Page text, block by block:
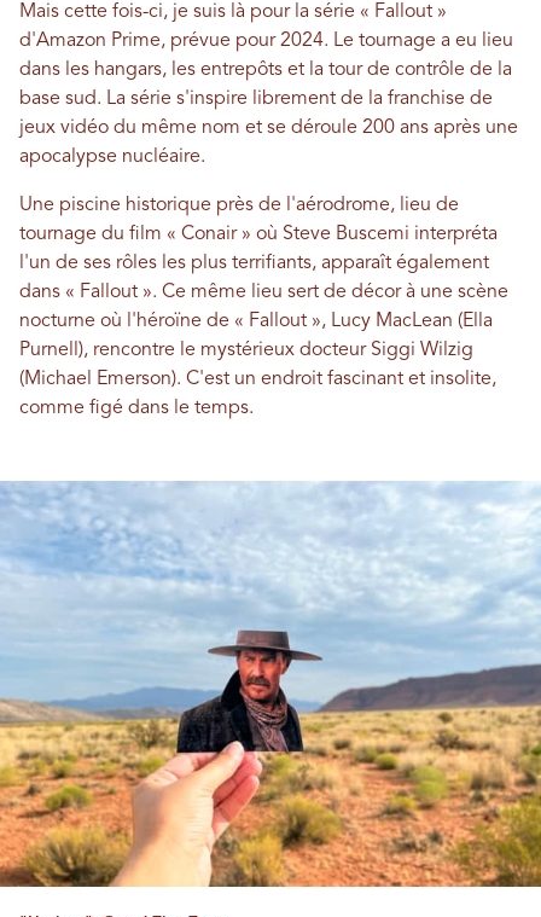
Mais cette fois-ci, je suis là pour la série « Fallout »
d'Amazon Prime, prévue pour 2024. Le tournage a eu lieu
dans les hangars, les entrepôts et la tour de contrôle de la
base sud. La série s'inspire librement de la franchise de
jeux vidéo du même nom et se déroule 200 ans après une
apocalypse nucléaire.
Une piscine historique près de l'aérodrome, lieu de
tournage du film « Conair » où Steve Buscemi interpréta
l'un de ses rôles les plus terrifiants, apparaît également
dans « Fallout ». Ce même lieu sert de décor à une scène
nocturne où l'héroïne de « Fallout », Lucy MacLean (Ella
Purnell), rencontre le mystérieux docteur Siggi Wilzig
(Michael Emerson). C'est un endroit fascinant et insolite,
comme figé dans le temps.